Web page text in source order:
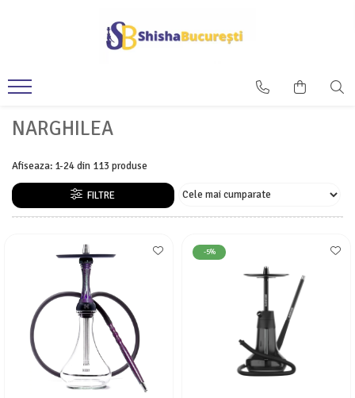
NARGHILEA
Afiseaza: 1-24din 113 produse
FILTRE
-5%